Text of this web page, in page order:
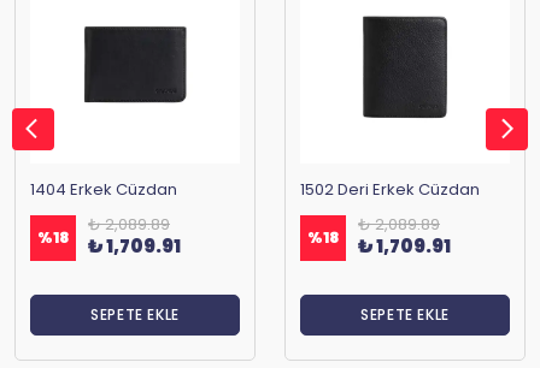
1404 Erkek Cüzdan
%18
₺ 2,089.89
₺ 1,709.91
SEPETE EKLE
1502 Deri Erkek Cüzdan
%18
₺ 2,089.89
₺ 1,709.91
SEPETE EKLE